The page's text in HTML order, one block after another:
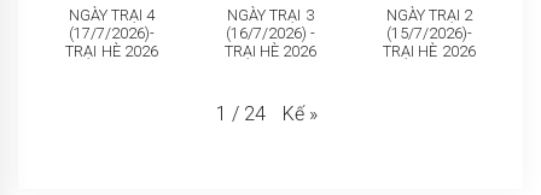
NGÀY TRẠI 4
(17/7/2026)-
TRẠI HÈ 2026
NGÀY TRẠI 3
(16/7/2026) -
TRẠI HÈ 2026
NGÀY TRẠI 2
(15/7/2026)-
TRẠI HÈ 2026
1 / 24 Kế »